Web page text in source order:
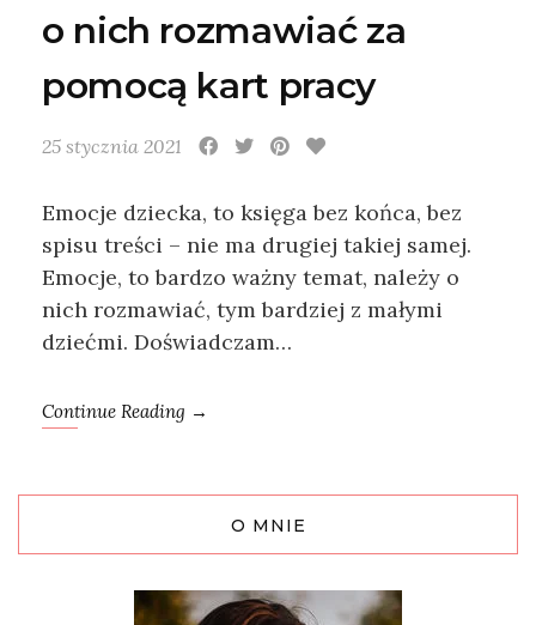
o nich rozmawiać za
pomocą kart pracy
25 stycznia 2021
Emocje dziecka, to księga bez końca, bez
spisu treści – nie ma drugiej takiej samej.
Emocje, to bardzo ważny temat, należy o
nich rozmawiać, tym bardziej z małymi
dziećmi. Doświadczam…
Continue Reading →
O MNIE